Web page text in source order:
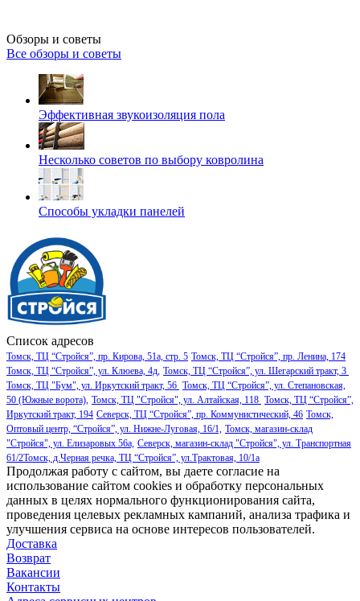
Обзоры и советы
Все обзоры и советы
Эффективная звукоизоляция пола
Несколько советов по выбору ковролина
Способы укладки панелей
Список адресов
Томск, ТЦ “Стройся”, пр. Кирова, 51а, стр. 5 Томск, ТЦ “Стройся”, пр. Ленина, 174
Томск, ТЦ “Стройся”, ул. Клюева, 4д, Томск, ТЦ “Стройся”, ул. Шегарский тракт, 3
Томск, ТЦ "Бум", ул. Иркутский тракт, 56 Томск, ТЦ “Стройся”, ул. Степановская,
50 (Южные ворота), Томск, ТЦ "Стройся", ул. Алтайская, 118 Томск, ТЦ “Стройся”,
Иркутский тракт, 194 Северск, ТЦ “Стройся”, пр. Коммунистический, 46 Томск,
Оптовый центр, “Стройся”, ул. Нижне-Луговая, 16/1, Томск, магазин-склад
"Стройся", ул. Елизаровых 56а, Северск, магазин-склад "Стройся", ул. Транспортная
61/2Томск, д.Черная речка, ТЦ “Стройся”, ул.Трактовая, 10/1а
Продолжая работу с сайтом, вы даете согласие на
использование сайтом cookies и обработку персональных
данных в целях нормального функционирования сайта,
проведения целевых рекламных кампаний, анализа трафика и
улучшения сервиса на основе интересов пользователей.
Доставка
Возврат
Вакансии
Контакты